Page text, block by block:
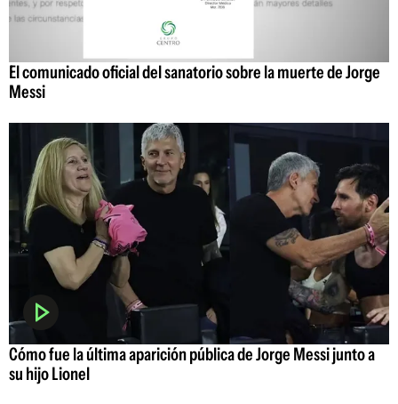
El comunicado oficial del sanatorio sobre la muerte de Jorge
Messi
Cómo fue la última aparición pública de Jorge Messi junto a
su hijo Lionel